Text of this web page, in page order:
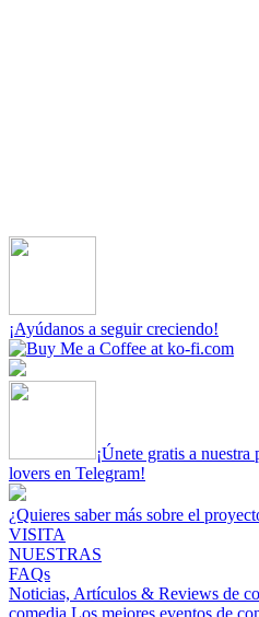
¡Ayúdanos a seguir creciendo!
¡Únete gratis a
lovers en Telegram!
¿Quieres saber más sobre el
VISITA
NUESTRAS
FAQs
Noticias, Artículos & Reviews de
comedia. Los mejores eventos de